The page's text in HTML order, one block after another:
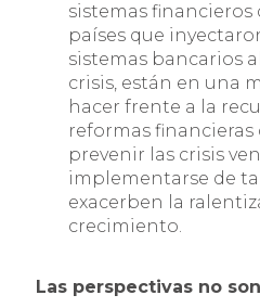
sistemas financieros
países que
sistemas bancarios
crisis, están en una
hacer frente a la
reformas financieras
prevenir las crisis
implementarse de
exacerben la
crecimiento.
Las perspectivas no